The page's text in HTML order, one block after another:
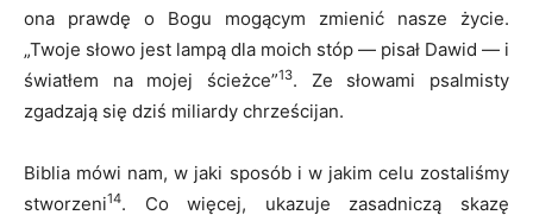
ona prawdę o Bogu mogącym zmienić nasze życie.
„Twoje słowo jest lampą dla moich stóp — pisał Dawid — i
światłem na mojej ścieżce”13. Ze słowami psalmisty
zgadzają się dziś miliardy chrześcijan.
Biblia mówi nam, w jaki sposób i w jakim celu zostaliśmy
stworzeni14. Co więcej, ukazuje zasadniczą skazę